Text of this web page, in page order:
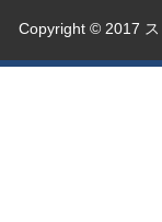
Copyright © 2017 ス